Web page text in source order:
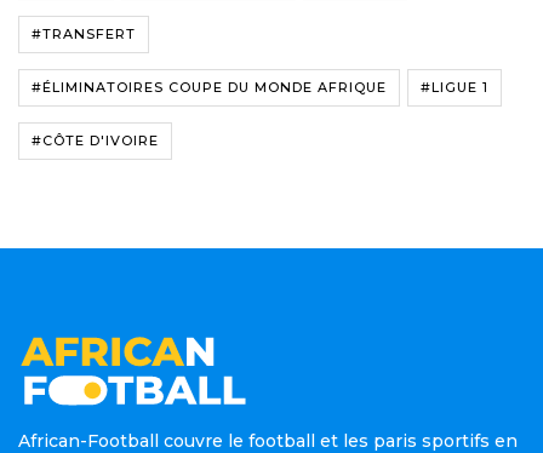
#TRANSFERT
#ÉLIMINATOIRES COUPE DU MONDE AFRIQUE #LIGUE 1
#CÔTE D'IVOIRE
African-Football couvre le football et les paris sportifs en